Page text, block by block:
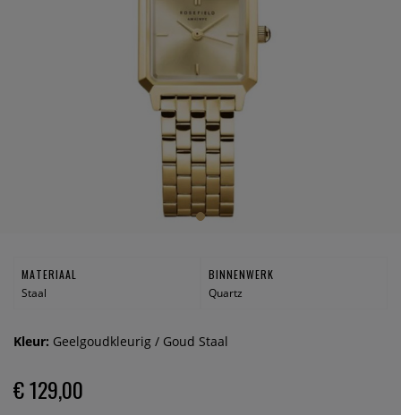
MATERIAAL
Staal
BINNENWERK
Quartz
Kleur: Geelgoudkleurig / Goud Staal
€ 129,00